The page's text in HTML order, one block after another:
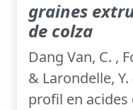
graines
de colza
Dang Van, C. ,
& Larondelle,
profil en acides